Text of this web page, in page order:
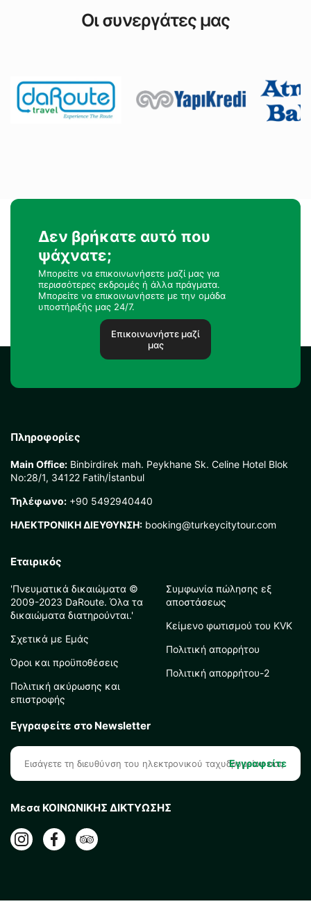
Οι συνεργάτες μας
Δεν βρήκατε αυτό που
ψάχνατε;
Μπορείτε να επικοινωνήσετε μαζί μας για
περισσότερες εκδρομές ή άλλα πράγματα.
Μπορείτε να επικοινωνήσετε με την ομάδα
υποστήριξής μας 24/7.
Επικοινωνήστε μαζί
μας
Πληροφορίες
Main Office: Binbirdirek mah. Peykhane Sk. Celine Hotel Blok
No:28/1, 34122 Fatih/İstanbul
Τηλέφωνο: +90 5492940440
ΗΛΕΚΤΡΟΝΙΚΗ ΔΙΕΥΘΥΝΣΗ: booking@turkeycitytour.com
Εταιρικός
'Πνευματικά δικαιώματα ©
2009-2023 DaRoute. Όλα τα
δικαιώματα διατηρούνται.'
Σχετικά με Εμάς
Όροι και προϋποθέσεις
Πολιτική ακύρωσης και
επιστροφής
Συμφωνία πώλησης εξ
αποστάσεως
Κείμενο φωτισμού του KVK
Πολιτική απορρήτου
Πολιτική απορρήτου-2
Εγγραφείτε στο Newsletter
Εγγραφείτε
Μεσα ΚΟΙΝΩΝΙΚΗΣ ΔΙΚΤΥΩΣΗΣ